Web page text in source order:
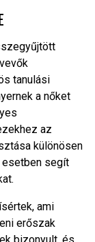
tanulási
a nőket
az
különösen
segít
ami
erőszak